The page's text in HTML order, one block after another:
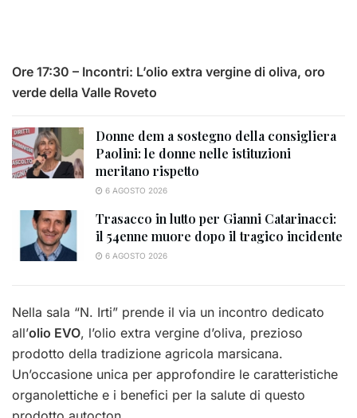
Ore 17:30 – Incontri: L’olio extra vergine di oliva, oro
verde della Valle Roveto
Donne dem a sostegno della consigliera
Paolini: le donne nelle istituzioni
meritano rispetto
6 AGOSTO 2026
Trasacco in lutto per Gianni Catarinacci:
il 54enne muore dopo il tragico incidente
6 AGOSTO 2026
Nella sala “N. Irti” prende il via un incontro dedicato
all’olio EVO, l’olio extra vergine d’oliva, prezioso
prodotto della tradizione agricola marsicana.
Un’occasione unica per approfondire le caratteristiche
organolettiche e i benefici per la salute di questo